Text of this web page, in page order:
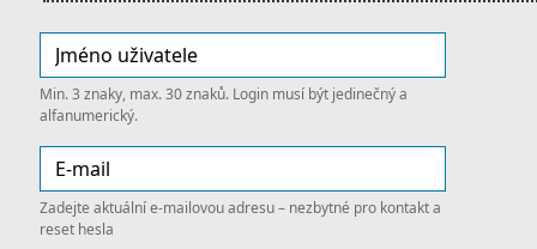
Min. 3 znaky, max. 30 znaků. Login musí být jedinečný a
alfanumerický.
Zadejte aktuální e-mailovou adresu – nezbytné pro kontakt a
reset hesla